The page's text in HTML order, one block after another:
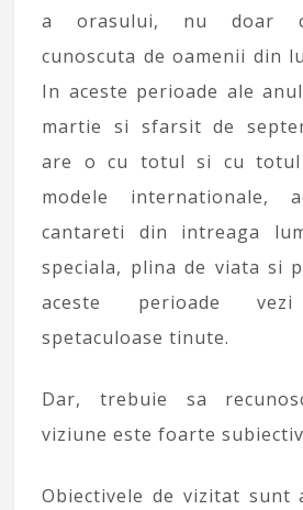
a orasului, nu doar
cunoscuta de oamenii din
In aceste perioade ale
martie si sfarsit de
are o cu totul si cu totul
modele internationale,
cantareti din intreaga
speciala, plina de viata si
aceste perioade
spetaculoase tinute.
Dar, trebuie sa
viziune este foarte
Obiectivele de vizitat sunt